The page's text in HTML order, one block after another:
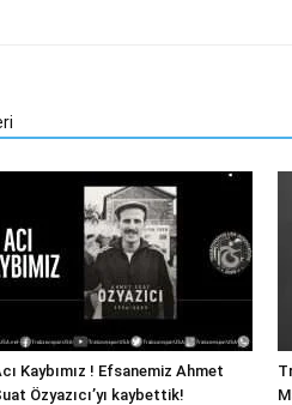
Kaybımız ! Efsanemiz Ahmet
Özyazıcı’yı kaybettik!